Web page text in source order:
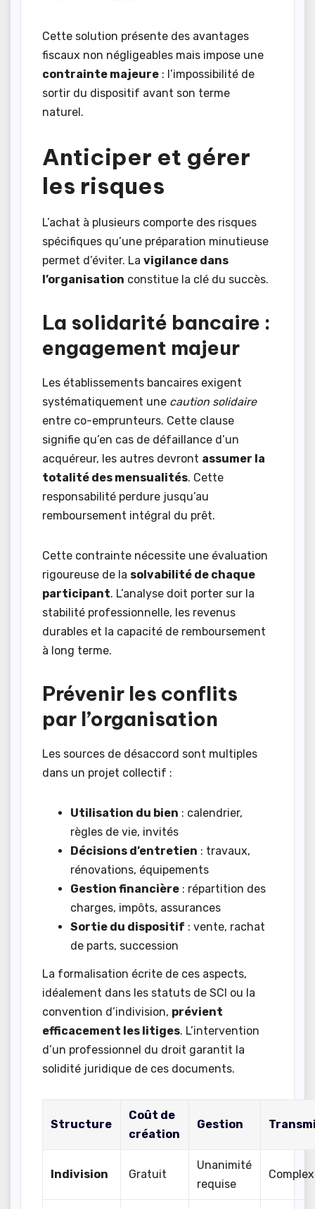
Cette solution présente des avantages
fiscaux non négligeables mais impose une
contrainte majeure : l’impossibilité de
sortir du dispositif avant son terme
naturel.
Anticiper et gérer
les risques
L’achat à plusieurs comporte des risques
spécifiques qu’une préparation minutieuse
permet d’éviter. La vigilance dans
l’organisation constitue la clé du succès.
La solidarité bancaire :
engagement majeur
Les établissements bancaires exigent
systématiquement une caution solidaire
entre co-emprunteurs. Cette clause
signifie qu’en cas de défaillance d’un
acquéreur, les autres devront assumer la
totalité des mensualités. Cette
responsabilité perdure jusqu’au
remboursement intégral du prêt.
Cette contrainte nécessite une évaluation
rigoureuse de la solvabilité de chaque
participant. L’analyse doit porter sur la
stabilité professionnelle, les revenus
durables et la capacité de remboursement
à long terme.
Prévenir les conflits
par l’organisation
Les sources de désaccord sont multiples
dans un projet collectif :
Utilisation du bien : calendrier,
règles de vie, invités
Décisions d’entretien : travaux,
rénovations, équipements
Gestion financière : répartition des
charges, impôts, assurances
Sortie du dispositif : vente, rachat
de parts, succession
La formalisation écrite de ces aspects,
idéalement dans les statuts de SCI ou la
convention d’indivision, prévient
efficacement les litiges. L’intervention
d’un professionnel du droit garantit la
solidité juridique de ces documents.
Structure
Coût de
création
Gestion
Indivision Gratuit
Unanimité
requise